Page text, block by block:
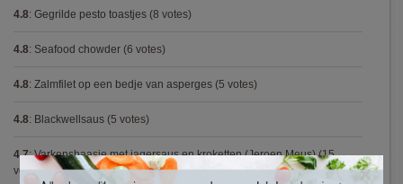
4.8: Gegrilde pesto toastjes (8 votes)
4.8: Seafood chowder (6 votes)
4.8: Zalmfilet op een bedje van asperges (5 votes)
4.8: Blackwellsaus (5 votes)
4.7:Varkenshaasje met jagersaus en kroketten (Jeroen Meus)(15
votes)
×